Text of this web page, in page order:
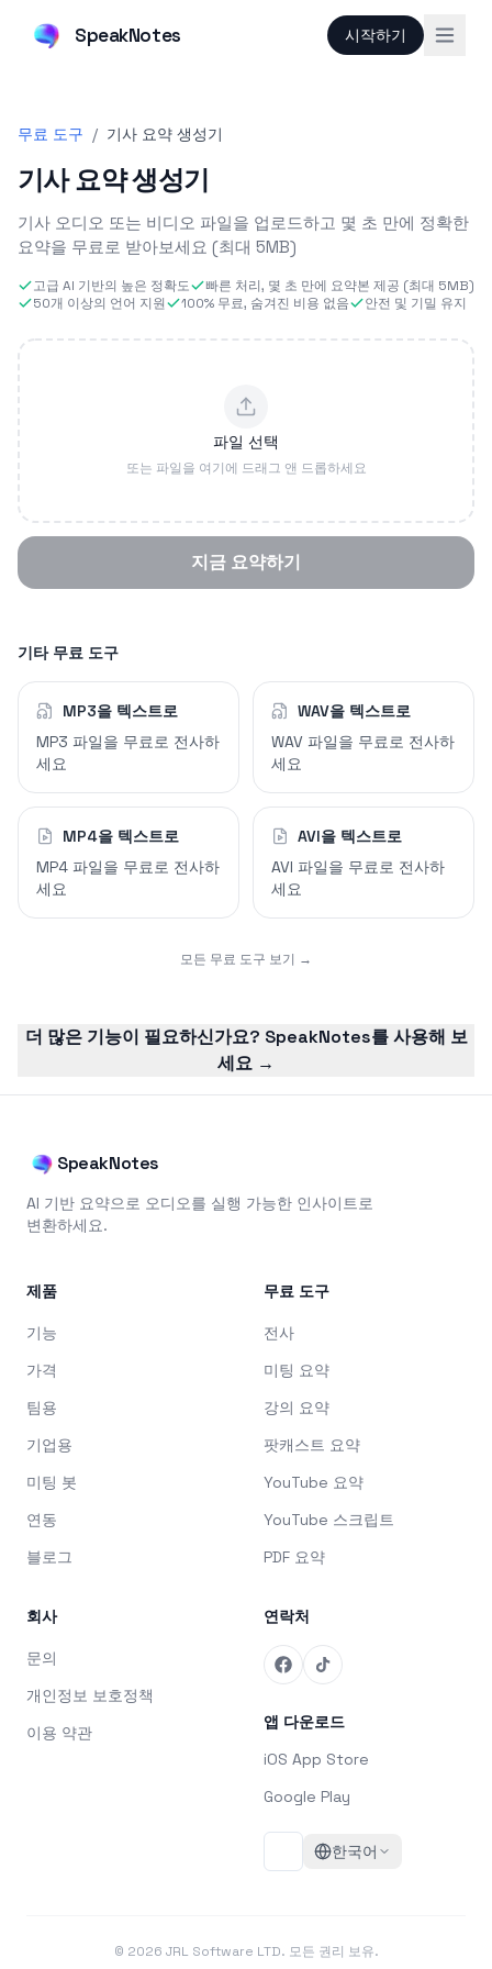
SpeakNotes 시작하기
무료 도구 / 기사 요약 생성기
기사 요약 생성기
기사 오디오 또는 비디오 파일을 업로드하고 몇 초 만에 정확한
요약을 무료로 받아보세요 (최대 5MB)
고급 AI 기반의 높은 정확도
빠른 처리, 몇 초 만에 요약본 제공 (최대 5MB)
50개 이상의 언어 지원
100% 무료, 숨겨진 비용 없음 안전 및 기밀 유지
파일 선택
또는 파일을 여기에 드래그 앤 드롭하세요
지금 요약하기
기타 무료 도구
MP3을 텍스트로
MP3 파일을 무료로 전사하
세요
WAV을 텍스트로
WAV 파일을 무료로 전사하
세요
MP4을 텍스트로
MP4 파일을 무료로 전사하
세요
AVI을 텍스트로
AVI 파일을 무료로 전사하
세요
모든 무료 도구 보기 →
더 많은 기능이 필요하신가요? SpeakNotes를 사용해 보
세요 →
SpeakNotes
AI 기반 요약으로 오디오를 실행 가능한 인사이트로
변환하세요.
제품
기능
가격
팀용
기업용
미팅 봇
연동
블로그
무료 도구
전사
미팅 요약
강의 요약
팟캐스트 요약
YouTube 요약
YouTube 스크립트
PDF 요약
회사
문의
개인정보 보호정책
이용 약관
연락처
앱 다운로드
iOS App Store
Google Play
한국어
© 2026 JRL Software LTD. 모든 권리 보유.